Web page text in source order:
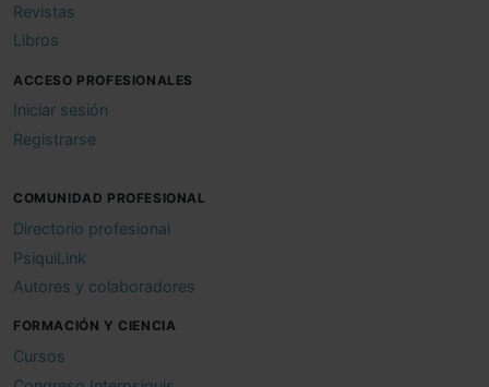
Revistas
Libros
ACCESO PROFESIONALES
Iniciar sesión
Registrarse
COMUNIDAD PROFESIONAL
Directorio profesional
PsiquiLink
Autores y colaboradores
FORMACIÓN Y CIENCIA
Cursos